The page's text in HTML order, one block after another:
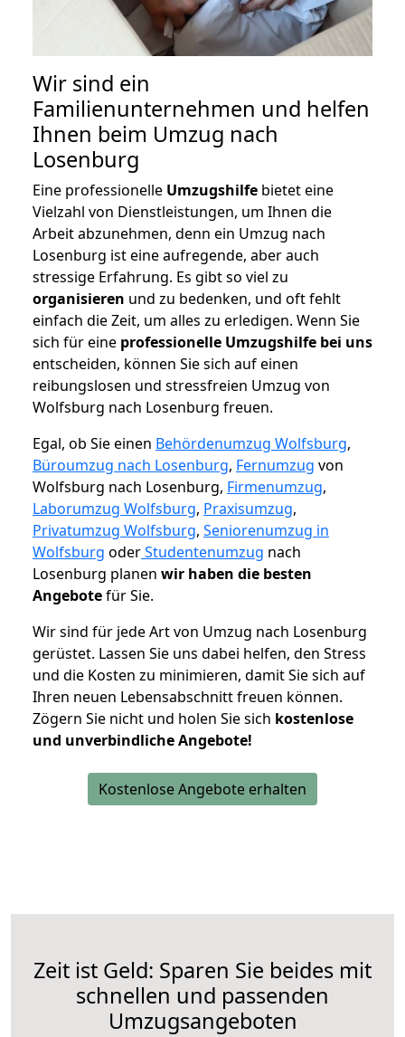
Wir sind ein
Familienunternehmen und helfen
Ihnen beim Umzug nach
Losenburg
Eine professionelle Umzugshilfe bietet eine
Vielzahl von Dienstleistungen, um Ihnen die
Arbeit abzunehmen, denn ein Umzug nach
Losenburg ist eine aufregende, aber auch
stressige Erfahrung. Es gibt so viel zu
organisieren und zu bedenken, und oft fehlt
einfach die Zeit, um alles zu erledigen. Wenn Sie
sich für eine professionelle Umzugshilfe bei uns
entscheiden, können Sie sich auf einen
reibungslosen und stressfreien Umzug von
Wolfsburg nach Losenburg freuen.
Egal, ob Sie einen Behördenumzug Wolfsburg,
Büroumzug nach Losenburg, Fernumzug von
Wolfsburg nach Losenburg, Firmenumzug,
Laborumzug Wolfsburg, Praxisumzug,
Privatumzug Wolfsburg, Seniorenumzug in
Wolfsburg oderStudentenumzug nach
Losenburg planen wir haben die besten
Angebotefür Sie.
Wir sind für jede Art von Umzug nach Losenburg
gerüstet. Lassen Sie uns dabei helfen, den Stress
und die Kosten zu minimieren, damit Sie sich auf
Ihren neuen Lebensabschnitt freuen können.
Zögern Sie nicht und holen Sie sich kostenlose
und unverbindliche Angebote!
Kostenlose Angebote erhalten
Zeit ist Geld: Sparen Sie beides mit
schnellen und passenden
Umzugsangeboten